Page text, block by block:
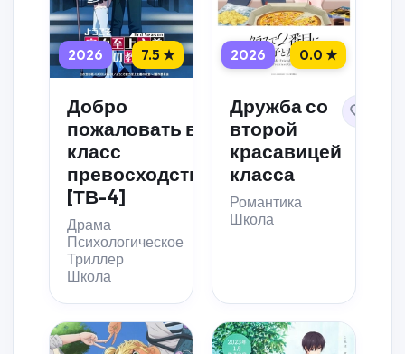
2026 7.5 ★
Добро
пожаловать в
класс
превосходства
[ТВ-4]
Драма
Психологическое
Триллер
Школа
2026 0.0 ★
Дружба со
второй
красавицей
класса
Романтика
Школа